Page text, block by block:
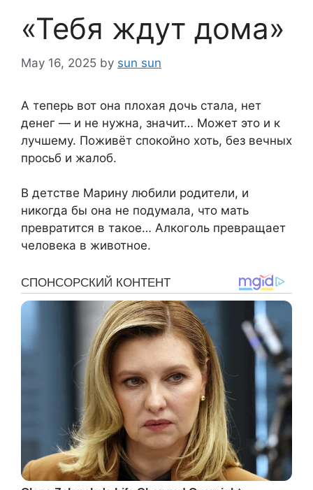
«Тебя ждут дома»
May 16, 2025 by sun sun
А теперь вот она плохая дочь стала, нет
денег — и не нужна, значит… Может это и к
лучшему. Поживёт спокойно хоть, без вечных
просьб и жалоб.
В детстве Марину любили родители, и
никогда бы она не подумала, что мать
превратится в такое… Алкоголь превращает
человека в животное.